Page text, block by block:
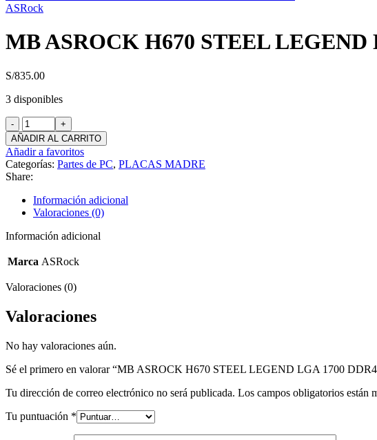
ASRock
MB ASROCK H670 STEEL LEGEND
S/835.00
3 disponibles
MB
ASROCK
H670
STEEL
LEGEND
LGA
1700
DDR4
ATX
cantidad
AÑADIR AL CARRITO
Añadir a favoritos
Categorías: Partes de PC, PLACAS MADRE
Share:
Información adicional
Valoraciones (0)
Información adicional
Marca ASRock
Valoraciones (0)
Valoraciones
No hay valoraciones aún.
Sé el primero en valorar “MB ASROCK H670 STEEL LEGEND LGA 1700
Tu dirección de correo electrónico no será publicada. Los campos obligatorios están
Tu puntuación *